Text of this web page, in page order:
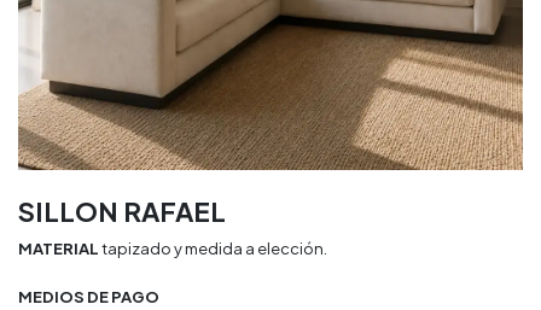
SILLON RAFAEL
MATERIALtapizado y medida a elección.
MEDIOS DE PAGO